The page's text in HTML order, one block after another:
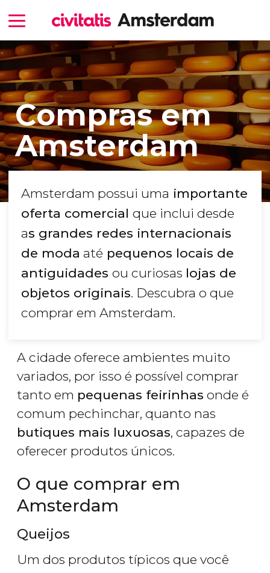
Compras em
Amsterdam
Amsterdam possui uma importante
oferta comercial que inclui desde
as grandes redes internacionais
de moda até pequenos locais de
antiguidades ou curiosas lojas de
objetos originais. Descubra o que
comprar em Amsterdam.
A cidade oferece ambientes muito
variados, por isso é possível comprar
tanto em pequenas feirinhas onde é
comum pechinchar, quanto nas
butiques mais luxuosas, capazes de
oferecer produtos únicos.
O que comprar em
Amsterdam
Queijos
Um dos produtos típicos que você